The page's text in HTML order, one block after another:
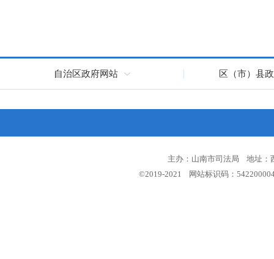
自治区政府网站 区（市）县
主办：山南市司法局 地址：
©2019-2021 网站标识码：